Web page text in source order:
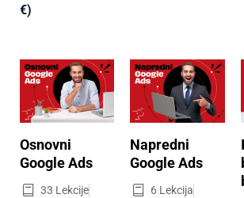
€)
Osnovni
Google Ads
33 Lekcije
Napredni
Google Ads
6 Lekcija